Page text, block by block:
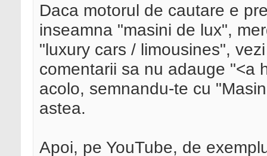
Daca motorul de cautare e
inseamna "masini de lux",
"luxury cars / limousines",
comentarii sa nu adauge "<a
acolo, semnandu-te cu
astea.
Apoi, pe YouTube, de